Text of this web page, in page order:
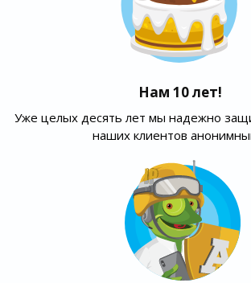
Нам 10 лет!
Уже целых десять лет мы надежно
наших клиентов